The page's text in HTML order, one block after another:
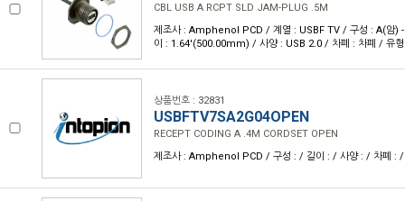
CBL USB A RCPT SLD JAM-PLUG .5M
제조사 : Amphenol PCD / 계열 : USBF TV / 구성 : A(암)
이 : 1.64'(500.00mm) / 사양 : USB 2.0 / 차폐 : 차폐 / 유형
상품번호 : 32831
USBFTV7SA2G04OPEN
RECEPT CODING A .4M CORDSET OPEN
제조사 : Amphenol PCD / 구성 : / 길이 : / 사양 : / 차폐 : /